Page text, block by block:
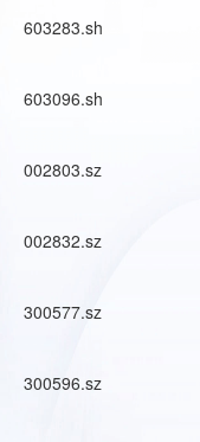
603283.sh
603096.sh
002803.sz
002832.sz
300577.sz
300596.sz